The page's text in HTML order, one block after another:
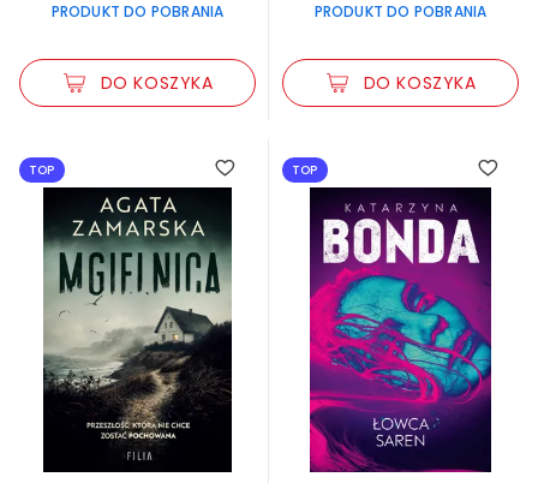
PRODUKT DO POBRANIA
DO KOSZYKA
PRODUKT DO POBRANIA
DO KOSZYKA
TOP TOP